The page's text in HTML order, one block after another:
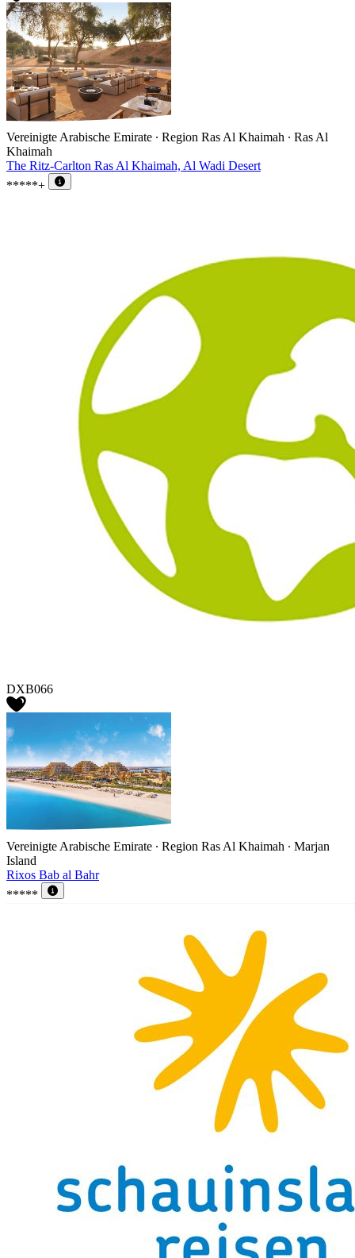
Vereinigte Arabische Emirate ∙ Region Ras Al Khaimah ∙ Ras Al
Khaimah
The Ritz-Carlton Ras Al Khaimah, Al Wadi Desert
*****+
DXB066
Vereinigte Arabische Emirate ∙ Region Ras Al Khaimah ∙ Marjan
Island
Rixos Bab al Bahr
*****